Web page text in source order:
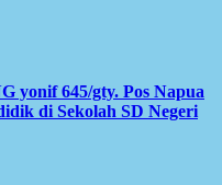
yonif 645/gty. Pos Napua
di Sekolah SD Negeri